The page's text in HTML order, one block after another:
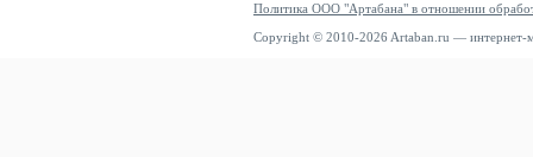
Политика ООО "Артабана" в отношении
Copyright © 2010-2026 Artaban.ru — интернет-